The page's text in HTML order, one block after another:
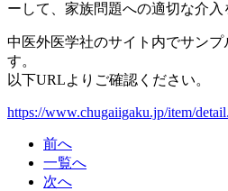
ーして、家族問題への適切な介入
中医外医学社のサイト内でサン
す。
以下URLよりご確認ください。
https://www.chugaiigaku.jp/item/
前へ
一覧へ
次へ